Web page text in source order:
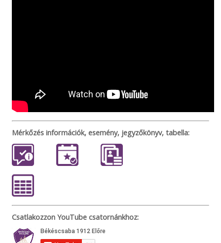
Mérkőzés információk, esemény, jegyzőkönyv, tabella:
Csatlakozzon YouTube csatornánkhoz: